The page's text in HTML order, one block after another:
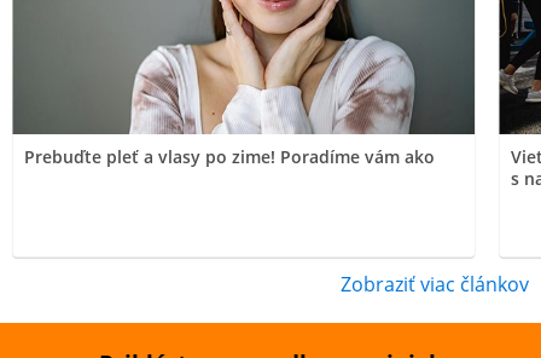
Prebuďte pleť a vlasy po zime! Poradíme vám ako
s
Zobraziť viac článkov